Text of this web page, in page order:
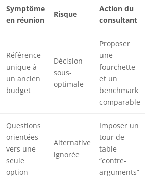
Symptôme
en réunion
Risque
Action du
consultant
Référence
unique à
un ancien
budget
Décision
sous-
optimale
Proposer
une
fourchette
et un
benchmark
comparable
Questions
orientées
vers une
seule
option
Alternative
ignorée
Imposer un
tour de
table
“contre-
arguments”